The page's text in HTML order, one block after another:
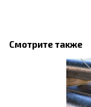
Смотрите также